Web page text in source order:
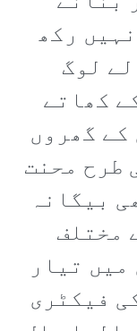
رکھ
لوگ
کھاتے
گھروں
طرح محنت
بیگانہ
مختلف
تیار
فیکٹری